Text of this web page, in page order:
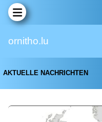
ornitho.lu
AKTUELLE NACHRICHTEN